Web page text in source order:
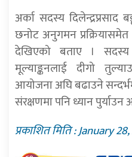
अर्का सदस्य
छनोट अनुगमन
देखिएको बताए ।
मूल्याङ्कनलाई दीगो
आयोजना अघि बढाउने
संरक्षणमा पनि ध्यान
प्रकाशित मिति : January